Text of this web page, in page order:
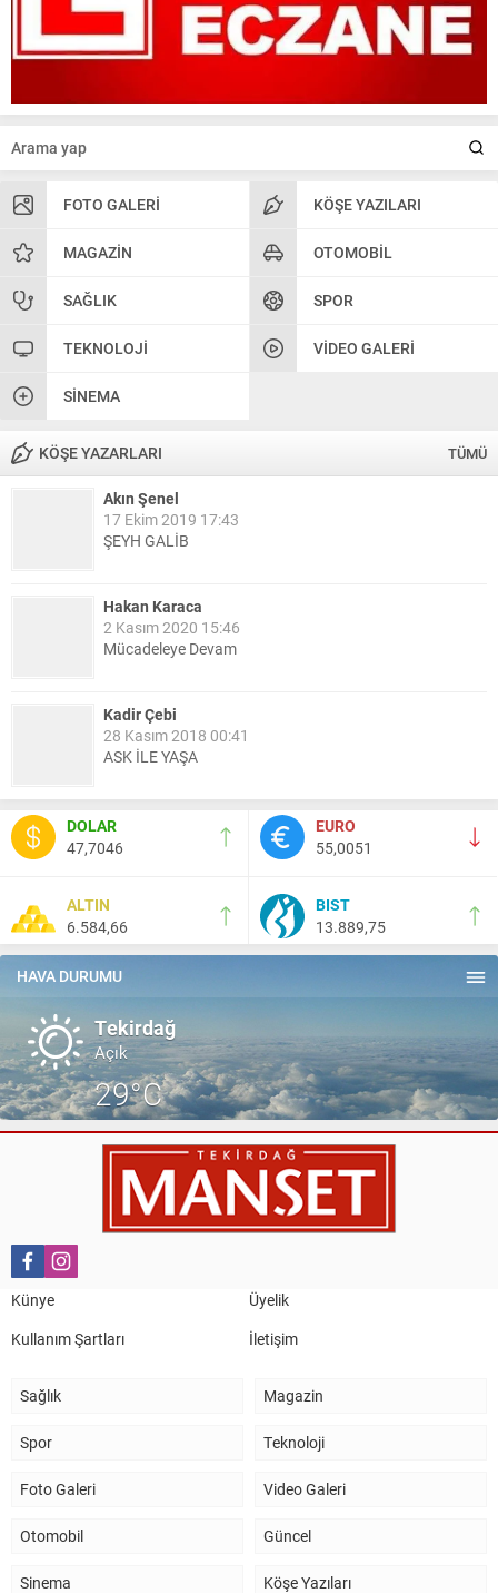
FOTO GALERI KÖŞE YAZILARI
MAGAZIN OTOMOBIL
SAĞLIK SPOR
TEKNOLOJI VIDEO GALERI
SINEMA
KÖŞE YAZARLARI TÜMÜ
Akın Şenel
17 Ekim 2019 17:43
ŞEYH GALİB
Hakan Karaca
2 Kasım 2020 15:46
Mücadeleye Devam
Kadir Çebi
28 Kasım 2018 00:41
ASK İLE YAŞA
Nail Kazanç
10 Mart 2023 21:36
HAYDİ TEKİRDAĞ MAÇA !!!!
Salih Canikli
5 Kasım 2024 19:54
TEKİRDAĞ İL EMNİYET MÜDÜRÜMÜZE HAYIRLI OLSUN
DOLAR
47,7046
EURO
55,0051
ALTIN
6.584,66
BIST
13.889,75
HAVA DURUMU
Tekirdağ
Açık
29°C
Künye
Üyelik
Kullanım Şartları
İletişim
Sağlık Magazin
Spor Teknoloji
Foto Galeri Video Galeri
Otomobil Güncel
Sinema Köşe Yazıları